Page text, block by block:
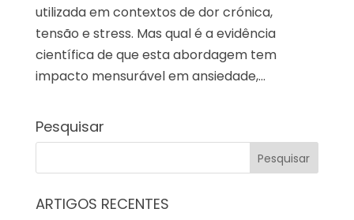
utilizada em contextos de dor crónica,
tensão e stress. Mas qual é a evidência
científica de que esta abordagem tem
impacto mensurável em ansiedade,...
Pesquisar
ARTIGOS RECENTES